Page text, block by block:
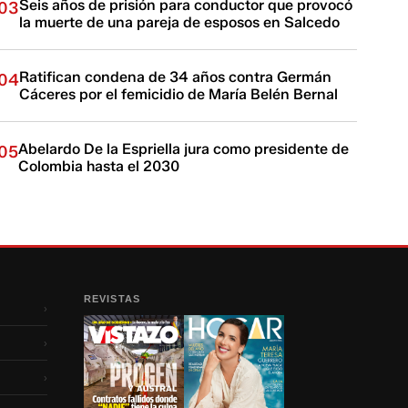
Seis años de prisión para conductor que provocó
la muerte de una pareja de esposos en Salcedo
Ratifican condena de 34 años contra Germán
Cáceres por el femicidio de María Belén Bernal
Abelardo De la Espriella jura como presidente de
Colombia hasta el 2030
›
›
›
REVISTAS